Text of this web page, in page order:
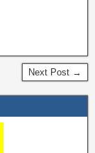
Next Post →